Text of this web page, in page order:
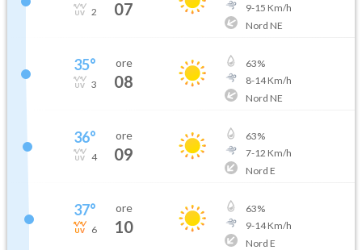
2 07
9-15 Km/h
Nord NE
35°
3
ore
08
63%
8-14Km/h
Nord NE
36°
4
ore
09
63%
7-12 Km/h
Nord E
37°
6
ore
10
63%
9-14Km/h
Nord E